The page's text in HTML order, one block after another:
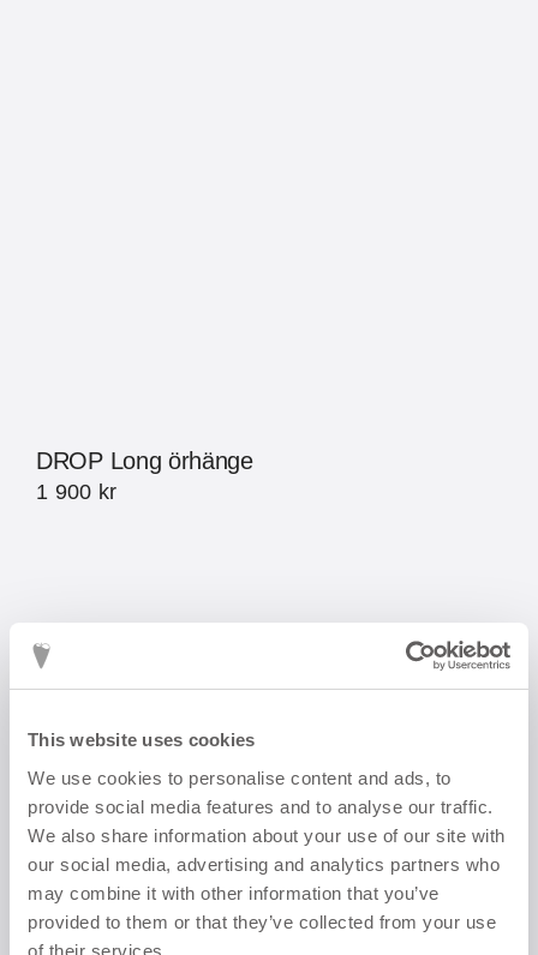
This website uses cookies
We use cookies to personalise content and ads, to
provide social media features and to analyse our traffic.
We also share information about your use of our site with
our social media, advertising and analytics partners who
may combine it with other information that you’ve
provided to them or that they’ve collected from your use
of their services.
DROP Long örhänge
1 900 kr